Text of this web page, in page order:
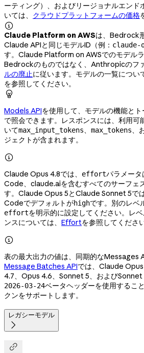
ーティング）、およびリージョナルエンド
いては、 クラウドプラットフォームの価格

Claude Platform on AWSは、Bedrock
Claude APIと同じモデルID（例： claude-
す。Claude Platform on AWSでのモデルラ
Bedrockのものではなく、Anthropicのフ
ルの廃止に従います。モデルの一覧につい
を参照してください。

Models APIを使用して、モデルの機能と
で照会できます。レスポンスには、利用可
いてmax_input_tokens、 max_tokens、
ジェクトが含まれます。

Claude Opus 4.8では、 effortパラメー
Code、claude.aiを含むすべてのサーフェ
す。Claude Opus 5とClaude Sonnet 5で
Codeでデフォルトがhighです。別のレベ
effortを明示的に設定してください。レ
ンスについては、 Effortを参照してください

表の最大出力の値は、同期的なMessages
Message Batches APIでは、Claude
4.7、Opus 4.6、Sonnet 5、およびSonnet
2026-03-24ベータヘッダーを使用するこ
クンをサポートします。
レガシーモデル

